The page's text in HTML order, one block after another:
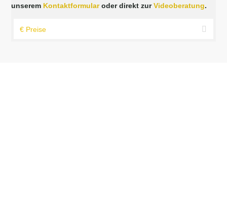
unserem Kontaktformularoder direkt zurVideoberatung.
€ Preise